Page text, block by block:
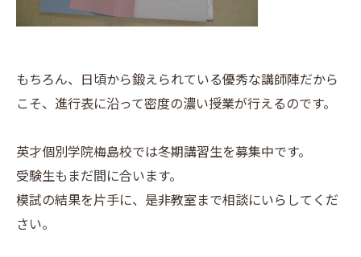
もちろん、日頃から鍛えられている優秀な講師陣だから
こそ、進行表に沿って密度の濃い授業が行えるのです。
英才個別学院梅島校では冬期講習生を募集中です。
受験生もまだ間に合います。
模試の結果を片手に、是非教室まで相談にいらしてくだ
さい。